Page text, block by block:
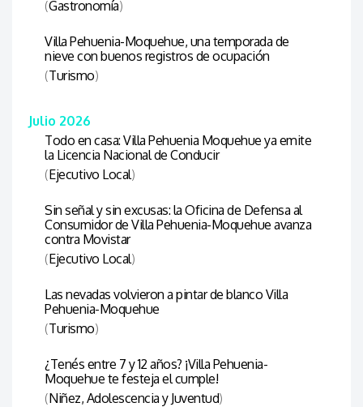
(Gastronomía)
Villa Pehuenia-Moquehue, una temporada de
nieve con buenos registros de ocupación
(Turismo)
Julio 2026
Todo en casa: Villa Pehuenia Moquehue ya emite
la Licencia Nacional de Conducir
(Ejecutivo Local)
Sin señal y sin excusas: la Oficina de Defensa al
Consumidor de Villa Pehuenia-Moquehue avanza
contra Movistar
(Ejecutivo Local)
Las nevadas volvieron a pintar de blanco Villa
Pehuenia-Moquehue
(Turismo)
¿Tenés entre 7 y 12 años? ¡Villa Pehuenia-
Moquehue te festeja el cumple!
(Niñez, Adolescencia y Juventud)